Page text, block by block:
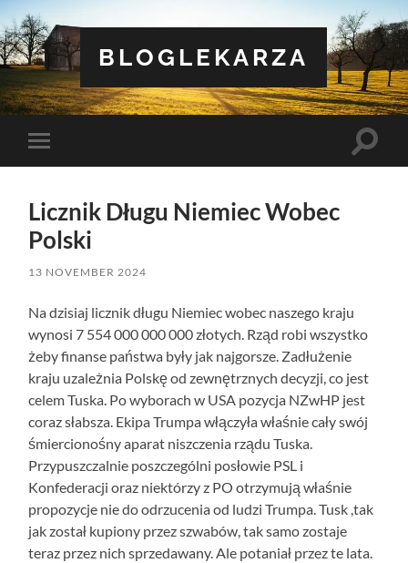
BLOGLEKARZA
Toggle
mobile
Toggle
Licznik Długu Niemiec Wobec
Polski
13 NOVEMBER 2024
Na dzisiaj licznik długu Niemiec wobec naszego kraju
wynosi 7 554 000 000 000 złotych. Rząd robi wszystko
żeby finanse państwa były jak najgorsze. Zadłużenie
kraju uzależnia Polskę od zewnętrznych decyzji, co jest
celem Tuska. Po wyborach w USA pozycja NZwHP jest
coraz słabsza. Ekipa Trumpa włączyła właśnie cały swój
śmiercionośny aparat niszczenia rządu Tuska.
Przypuszczalnie poszczególni posłowie PSL i
Konfederacji oraz niektórzy z PO otrzymują właśnie
propozycje nie do odrzucenia od ludzi Trumpa. Tusk ,tak
jak został kupiony przez szwabów, tak samo zostaje
teraz przez nich sprzedawany. Ale potaniał przez te lata.